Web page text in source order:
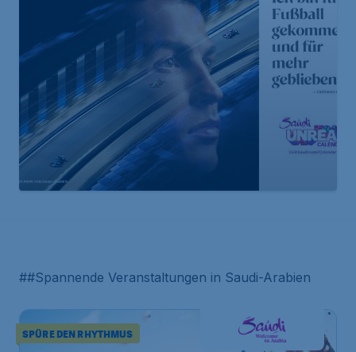
##Spannende Veranstaltungen in Saudi-Arabien
SPÜRE DEN RHYTHMUS